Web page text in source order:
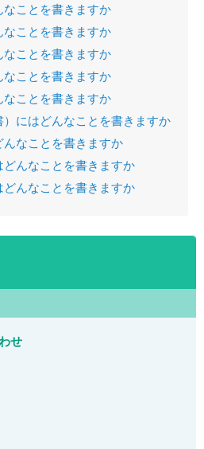
ことを書きますか
ことを書きますか
ことを書きますか
なことを書きますか
ことを書きますか
にはどんなことを書きますか
なことを書きますか
んなことを書きますか
んなことを書きますか
せ